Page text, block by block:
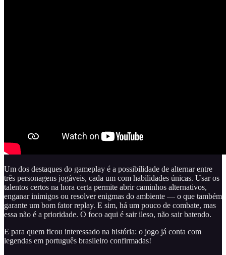
Um dos destaques do gameplay é a possibilidade de alternar entre
três personagens jogáveis, cada um com habilidades únicas. Usar os
talentos certos na hora certa permite abrir caminhos alternativos,
enganar inimigos ou resolver enigmas do ambiente — o que também
garante um bom fator replay. E sim, há um pouco de combate, mas
essa não é a prioridade. O foco aqui é sair ileso, não sair batendo.
E para quem ficou interessado na história: o jogo já conta com
legendas em português brasileiro confirmadas!